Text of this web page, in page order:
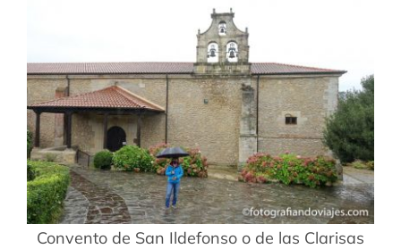
Convento de San Ildefonso o de las Clarisas